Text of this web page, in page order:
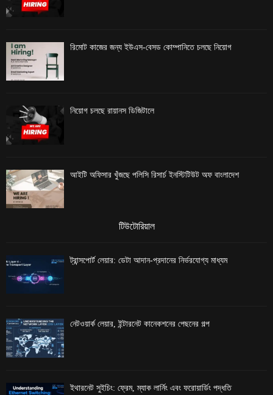
রিমোট কাজের জন্য ইউএস-বেসড কোম্পানিতে চলছে নিয়োগ
নিয়োগ চলছে রায়ানস ডিজিটালে
আইটি অফিসার খুঁজছে পলিসি রিসার্চ ইনস্টিটিউট অফ বাংলাদেশ
টিউটোরিয়াল
ট্রান্সপোর্ট লেয়ার: ডেটা আদান-প্রদানের নির্ভরযোগ্য মাধ্যম
নেটওয়ার্ক লেয়ার, ইন্টারনেট কানেকশনের পেছনের গল্প
ইথারনেট সুইচিং: ফ্রেম, ম্যাক লার্নিং এবং ফরোয়ার্ডিং পদ্ধতি